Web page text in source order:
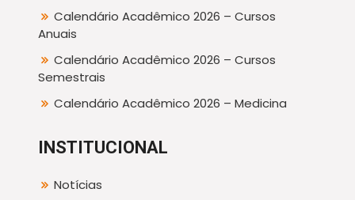
Calendário Acadêmico 2026 – Cursos
Anuais
Calendário Acadêmico 2026 – Cursos
Semestrais
Calendário Acadêmico 2026 – Medicina
INSTITUCIONAL
Notícias